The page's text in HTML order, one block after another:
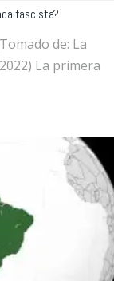
fascista?
de: La
La primera